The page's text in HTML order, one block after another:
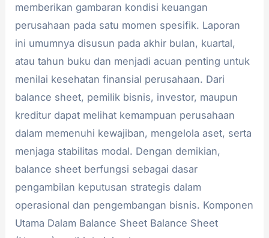
memberikan gambaran kondisi keuangan
perusahaan pada satu momen spesifik. Laporan
ini umumnya disusun pada akhir bulan, kuartal,
atau tahun buku dan menjadi acuan penting untuk
menilai kesehatan finansial perusahaan. Dari
balance sheet, pemilik bisnis, investor, maupun
kreditur dapat melihat kemampuan perusahaan
dalam memenuhi kewajiban, mengelola aset, serta
menjaga stabilitas modal. Dengan demikian,
balance sheet berfungsi sebagai dasar
pengambilan keputusan strategis dalam
operasional dan pengembangan bisnis. Komponen
Utama Dalam Balance Sheet Balance Sheet